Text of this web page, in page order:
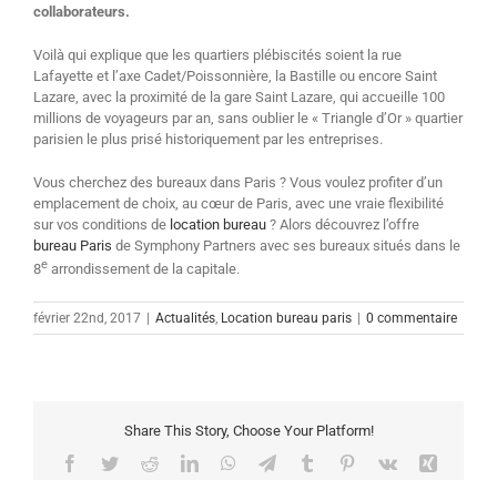
collaborateurs.
Voilà qui explique que les quartiers plébiscités soient la rue
Lafayette et l’axe Cadet/Poissonnière, la Bastille ou encore Saint
Lazare, avec la proximité de la gare Saint Lazare, qui accueille 100
millions de voyageurs par an, sans oublier le « Triangle d’Or » quartier
parisien le plus prisé historiquement par les entreprises.
Vous cherchez des bureaux dans Paris ? Vous voulez profiter d’un
emplacement de choix, au cœur de Paris, avec une vraie flexibilité
sur vos conditions de location bureau ? Alors découvrez l’offre
bureau Paris de Symphony Partners avec ses bureaux situés dans le
8e arrondissement de la capitale.
février 22nd, 2017 Actualités, Location bureau paris 0 commentaire
Share This Story, Choose Your Platform!
Facebook
TwitterRedditLinkedInWhatsApp
TelegramTumblr Pinterest
Vk